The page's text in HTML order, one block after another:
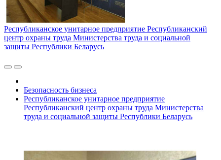
Республиканское унитарное предприятие Республиканский
центр охраны труда Министерства труда и социальной
защиты Республики Беларусь
Безопасность бизнеса
Республиканское унитарное предприятие
Республиканский центр охраны труда Министерства
труда и социальной защиты Республики Беларусь